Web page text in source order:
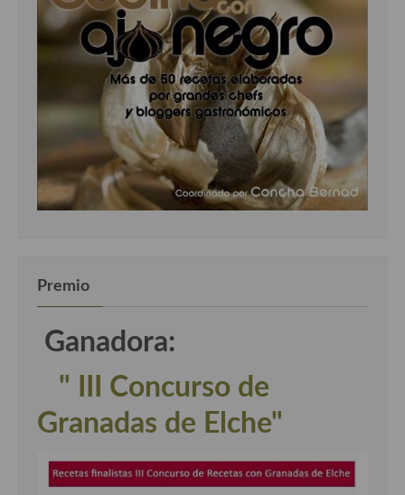
Premio
Ganadora:
" III Concurso de
Granadas de Elche"